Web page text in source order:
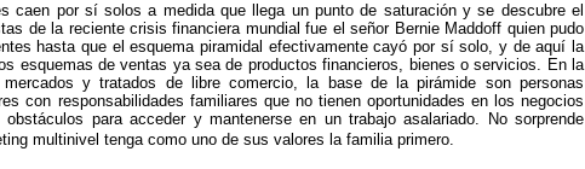
caen por sí solos a medida que llega un punto de saturación y se descubre el
de la reciente crisis financiera mundial fue el señor Bernie Maddoff quien pudo
hasta que el esquema piramidal efectivamente cayó por sí solo, y de aquí la
esquemas de ventas ya sea de productos financieros, bienes o servicios. En la
y tratados de libre comercio, la base de la pirámide son personas
con responsabilidades familiares que no tienen oportunidades en los negocios
para acceder y mantenerse en un trabajo asalariado. No sorprende
multinivel tenga como uno de sus valores la familia primero.